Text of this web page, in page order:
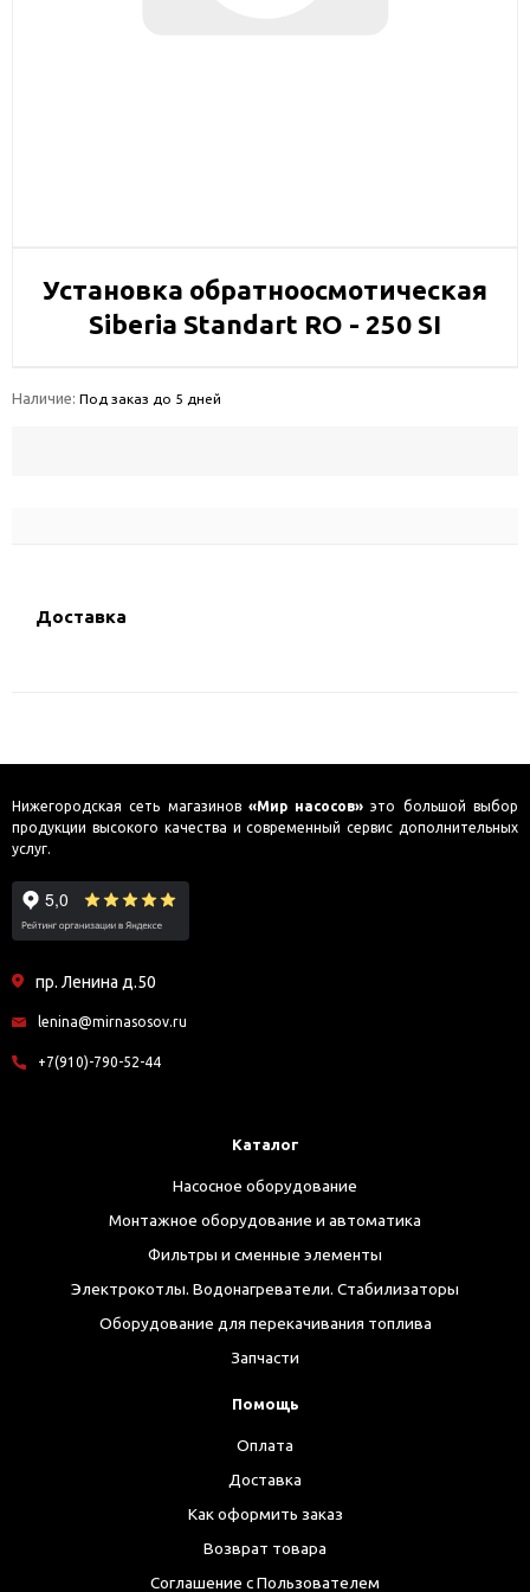
Установка обратноосмотическая
Siberia Standart RO - 250 SI
Наличие: Под заказ до 5 дней
Доставка
Нижегородская сеть магазинов «Мир насосов» это большой выбор
продукции высокого качества и современный сервис дополнительных
услуг.
пр. Ленина д.50
lenina@mirnasosov.ru
+7(910)-790-52-44
Каталог
Насосное оборудование
Монтажное оборудование и автоматика
Фильтры и сменные элементы
Электрокотлы. Водонагреватели. Стабилизаторы
Оборудование для перекачивания топлива
Запчасти
Помощь
Оплата
Доставка
Как оформить заказ
Возврат товара
Соглашение с Пользователем